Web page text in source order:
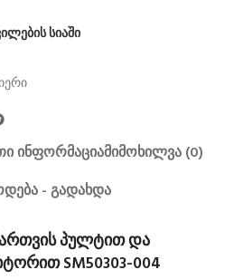
სიაში
ᲘᲜᲤᲝᲠᲛᲐᲪᲘᲐᲛᲘᲛᲝᲮᲘᲚᲕᲐ (0)
- ᲒᲐᲓᲐᲮᲓᲐ
პულტით და
SM50303-004